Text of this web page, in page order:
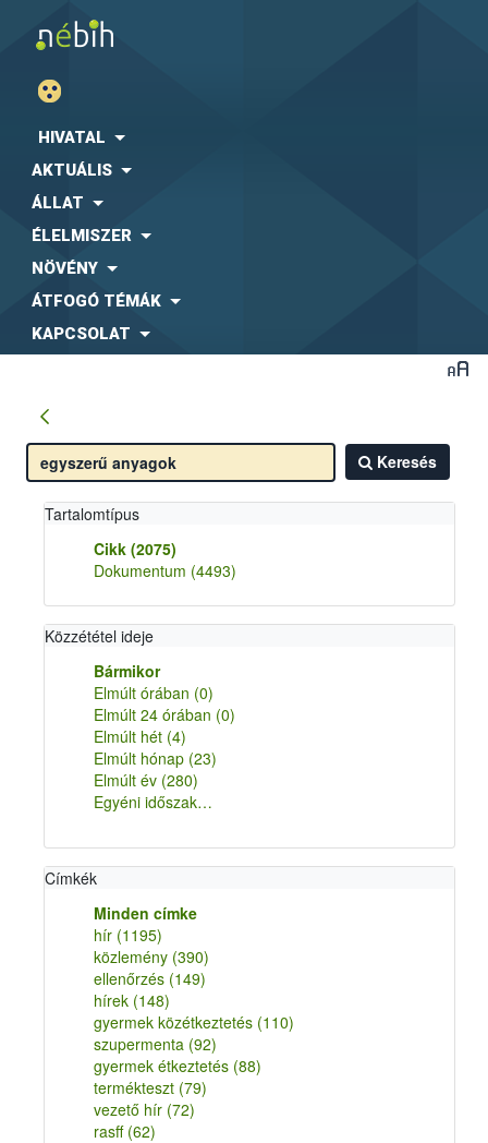
HIVATAL
AKTUÁLIS
ÁLLAT
ÉLELMISZER
NÖVÉNY
ÁTFOGÓ TÉMÁK
KAPCSOLAT
Keresés
Tartalomtípus
Cikk (2075)
Dokumentum (4493)
Közzététel ideje
Bármikor
Elmúlt órában (0)
Elmúlt 24 órában (0)
Elmúlt hét (4)
Elmúlt hónap (23)
Elmúlt év (280)
Egyéni időszak…
Címkék
Minden címke
hír (1195)
közlemény (390)
ellenőrzés (149)
hírek (148)
gyermek közétkeztetés (110)
szupermenta (92)
gyermek étkeztetés (88)
termékteszt (79)
vezető hír (72)
rasff (62)